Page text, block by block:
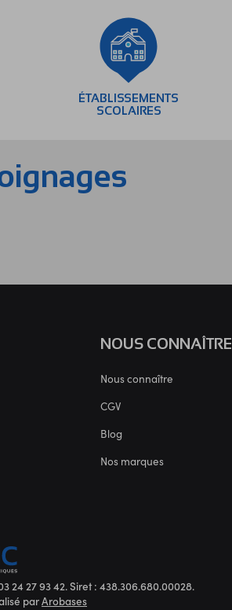
ÉTABLISSEMENTS
SCOLAIRES
NOUS CONNAÎTRE
Nous connaître
CGV
Blog
Nos marques
24 27 93 42. Siret : 438.306.680.00028.
parArobases